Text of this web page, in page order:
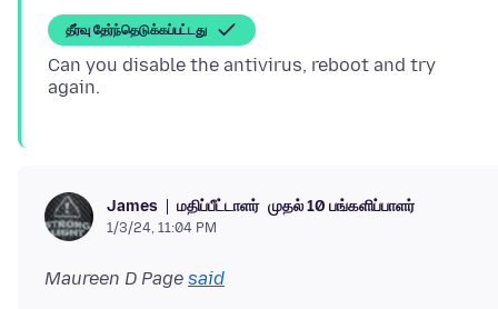
தீர்வு தேர்ந்தெடுக்கப்பட்டது
Can you disable the antivirus, reboot and try
James மதிப்பீட்டாளர் முதல் 10 பங்களிப்பாளர்
1/3/24, 11:04 PM
Maureen D Page said